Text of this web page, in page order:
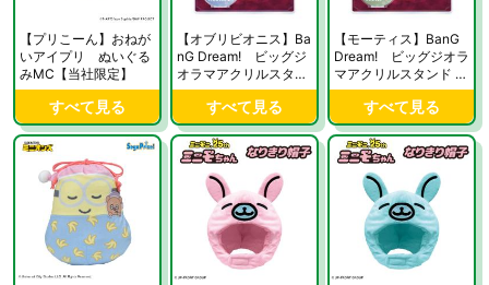
【プリこーん】おねが
いアイプリ ぬいぐる
みMC【当社限定】
すべて見る
【オブリビオニス】Ba
nG Dream! ビッグジ
オラマアクリルスタン
ド Ave Mujica 「Verita
s」ver.【当社限定】
すべて見る
【モーティス】BanG
Dream! ビッグジオラ
マアクリルスタンド A
ve Mujica 「Veritas」
ver.【当社限定】
すべて見る